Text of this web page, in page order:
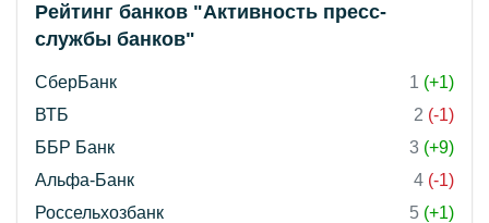
Рейтинг банков "Активность пресс-
службы банков"
СберБанк 1 (+1)
ВТБ
2 (-1)
ББР Банк
3 (+9)
Альфа-Банк
4 (-1)
Россельхозбанк
5 (+1)